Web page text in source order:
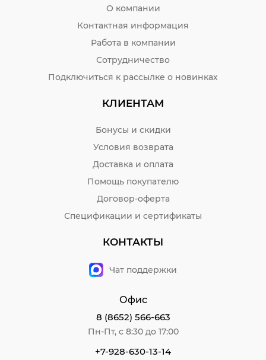
офисную корзину для мусора из пластика оптом и в
О компании
Контактная информация
Работа в компании
Сотрудничество
Подключиться к рассылке о новинках
КЛИЕНТАМ
Бонусы и скидки
Условия возврата
Доставка и оплата
Помощь покупателю
Договор-оферта
Спецификации и сертификаты
КОНТАКТЫ
Чат поддержки
Офис
8 (8652) 566-663
Пн-Пт, с 8:30 до 17:00
+7-928-630-13-14